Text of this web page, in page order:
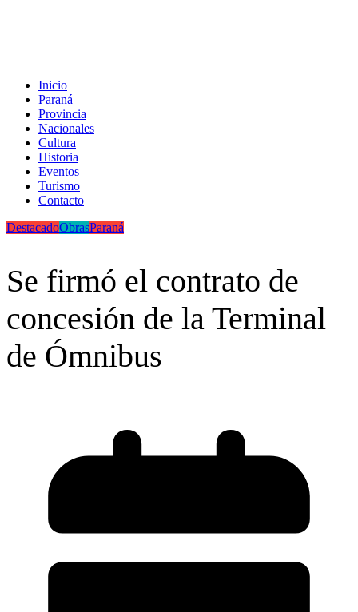
Inicio
Paraná
Provincia
Nacionales
Cultura
Historia
Eventos
Turismo
Contacto
DestacadoObrasParaná
Se firmó el contrato de
concesión de la Terminal
de Ómnibus